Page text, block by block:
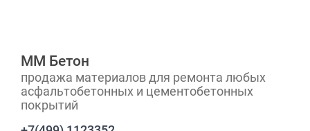
ММ Бетон
продажа материалов для ремонта любых
асфальтобетонных и цементобетонных
покрытий